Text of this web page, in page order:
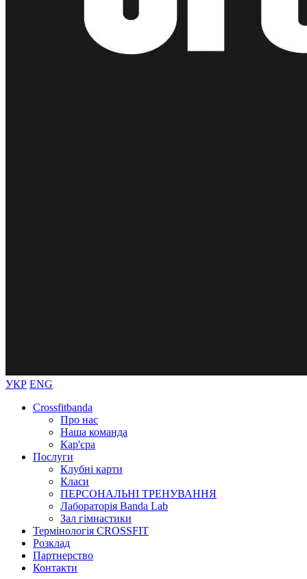
УКР ENG
Crossfitbanda
Про нас
Наша команда
Кар'єра
Послуги
Клубні карти
Класи
ПЕРСОНАЛЬНІ ТРЕНУВАННЯ
Лабораторія Banda Lab
Зал гімнастики
Термінологія CROSSFIT
Розклад
Партнерство
Контакти